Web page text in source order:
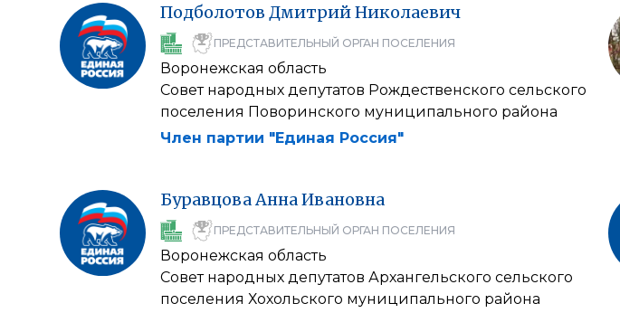
Подболотов ДмитрийНиколаевич
ПРЕДСТАВИТЕЛЬНЫЙ ОРГАН ПОСЕЛЕНИЯ
Воронежская область
Совет народных депутатов Рождественского сельского
поселения Поворинского муниципального района
Член партии "Единая Россия"
БуравцоваАннаИвановна
ПРЕДСТАВИТЕЛЬНЫЙ ОРГАН ПОСЕЛЕНИЯ
Воронежская область
Совет народных депутатов Архангельского сельского
поселения Хохольского муниципального района